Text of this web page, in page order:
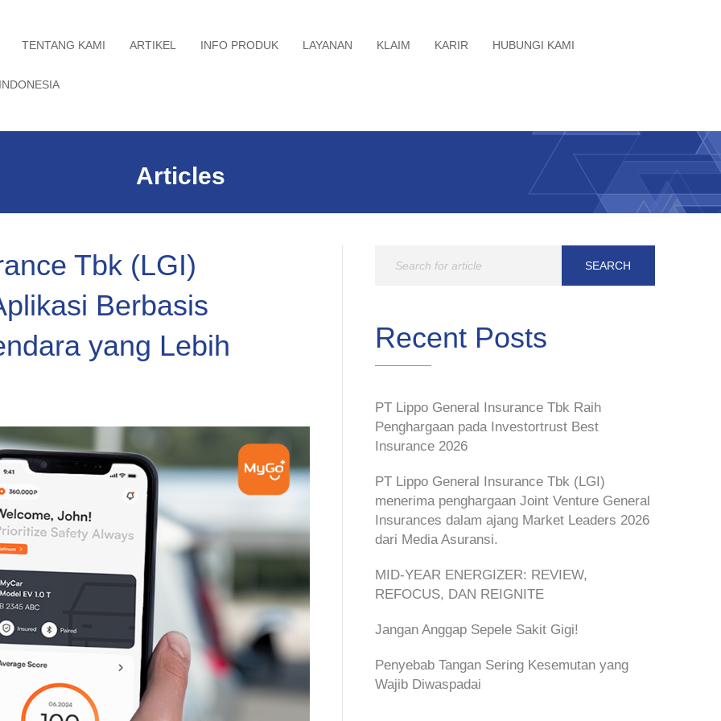
TENTANG KAMI ARTIKEL INFO PRODUK LAYANAN KLAIM KARIR HUBUNGI KAMI
Articles
Tbk (LGI)
Berbasis
yang Lebih
Recent Posts
PT Lippo General Insurance Tbk Raih
Penghargaan pada Investortrust Best
Insurance 2026
PT Lippo General Insurance Tbk (LGI)
menerima penghargaan Joint Venture General
Insurances dalam ajang Market Leaders 2026
dari Media Asuransi.
MID-YEAR ENERGIZER: REVIEW,
REFOCUS, DAN REIGNITE
Jangan Anggap Sepele Sakit Gigi!
Penyebab Tangan Sering Kesemutan yang
Wajib Diwaspadai